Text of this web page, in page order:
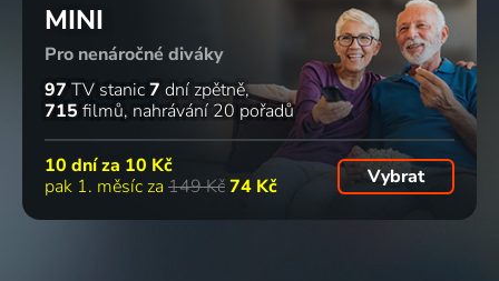
MINI
Pro nenáročné diváky
97 TV stanic7 dní zpětně
715 filmů nahrávání 20 pořadů
10 dní za 10 Kč
pak 1. měsíc za 149 Kč74 Kč Vybrat